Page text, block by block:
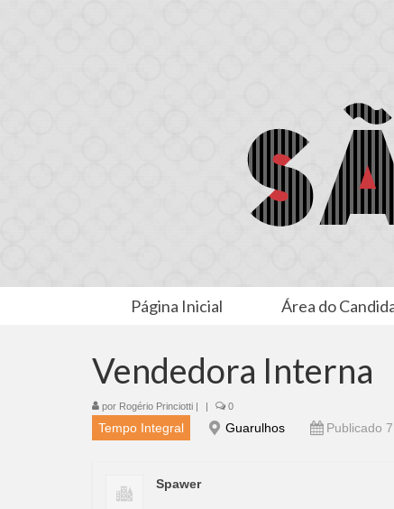
Página Inicial Área do
Vendedora Interna
por Rogério Princiotti | | 0
Tempo Integral Guarulhos Publicado
Spawer